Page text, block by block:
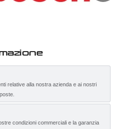
relative alla nostra azienda e ai nostri
condizioni commerciali e la garanzia